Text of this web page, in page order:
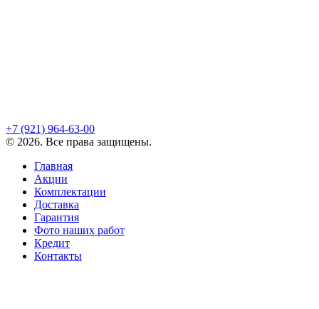
+7 (921) 964-63-00
© 2026. Все права защищены.
Главная
Акции
Комплектации
Доставка
Гарантия
Фото наших работ
Кредит
Контакты